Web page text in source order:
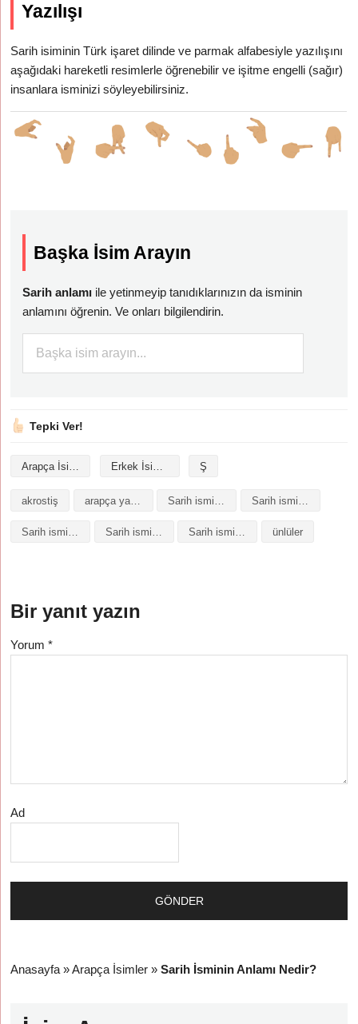
Yazılışı
Sarih isiminin Türk işaret dilinde ve parmak alfabesiyle yazılışını
aşağıdaki hareketli resimlerle öğrenebilir ve işitme engelli (sağır)
insanlara isminizi söyleyebilirsiniz.
Başka İsim Arayın
Sarih anlamı ile yetinmeyip tanıdıklarınızın da isminin
anlamını öğrenin. Ve onları bilgilendirin.
Tepki Ver!
Arapça İsimler Erkek İsimleri Ş
akrostiş arapça yazılışı
Sarih isminin baş harfleriyle şiir Sarih isminin kökeni Sarih isminin numerolojisi ünlüler
Bir yanıt yazın
Yorum*
Ad
Anasayfa »Arapça İsimler »Sarih İsminin Anlamı Nedir?